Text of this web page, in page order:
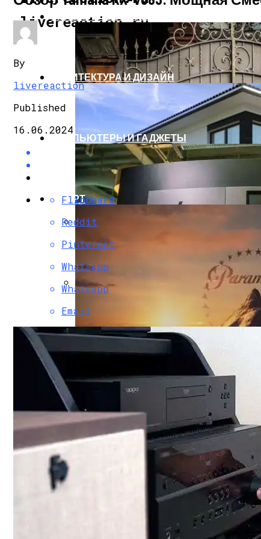
livereaction.ru
СТРОИТЕЛЬСТВО И РЕМОНТ
Кованые Ворота
Гаражные Ворота Рольставни
АРХИТЕКТУРА И ДИЗАЙН
Двухэтажный Дом:
КОМПЬЮТЕРЫ И ГАДЖЕТЫ
HP Z38c — Обзор 38-Дюймового
СПОРТ
Paramount Получит Права На
By
livereaction
Published
16.06.2024
Flipboard
Reddit
Pinterest
Whatsapp
Whatsapp
Email